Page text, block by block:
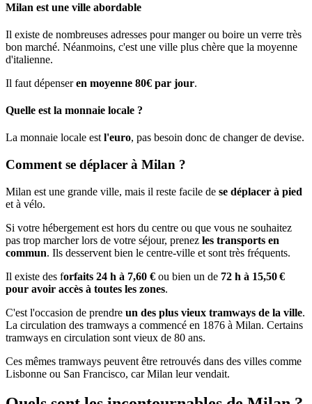
Milan est une ville abordable
Il existe de nombreuses adresses pour manger ou boire un verre très
bon marché. Néanmoins, c'est une ville plus chère que la moyenne
d'italienne.
Il faut dépenseren moyenne 80€ par jour.
Quelle est la monnaie locale ?
La monnaie locale estl'euro, pas besoin donc de changer de devise.
Comment se déplacer à Milan ?
Milan est une grande ville, mais il reste facile de se déplacer à pied
et à vélo.
Si votre hébergement est hors du centre ou que vous ne souhaitez
pas trop marcher lors de votre séjour, prenez les transports en
commun. Ils desservent bien le centre-ville et sont très fréquents.
Il existe des forfaits 24 h à 7,60 € ou bien un de 72 h à 15,50 €
pour avoir accès à toutes les zones.
C'est l'occasion de prendre un des plus vieux tramways de la ville.
La circulation des tramways a commencé en 1876 à Milan. Certains
tramways en circulation sont vieux de 80 ans.
Ces mêmes tramways peuvent être retrouvés dans des villes comme
Lisbonne ou San Francisco, car Milan leur vendait.